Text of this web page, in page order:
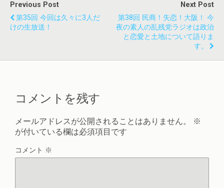
Previous Post
第35回 今回は久々に3人だ
けの生放送！
Next Post
第38回 民商！失恋！大阪！ 今
夜の素人の乱残党ラジオは政治
と恋愛と土地について語りま
す。
コメントを残す
メールアドレスが公開されることはありません。
※
が付いている欄は必須項目です
コメント ※